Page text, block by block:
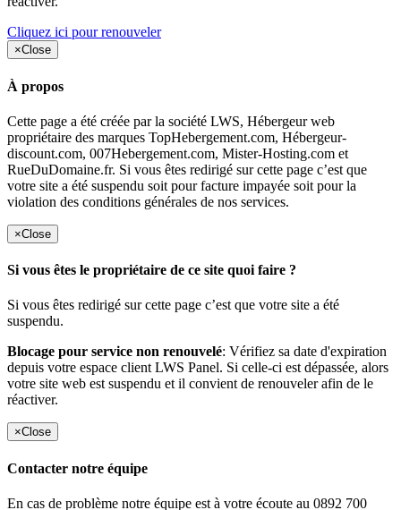
Cliquez ici pour renouveler
×Close
À propos
Cette page a été créée par la société LWS, Hébergeur web
propriétaire des marques TopHebergement.com, Hébergeur-
discount.com, 007Hebergement.com, Mister-Hosting.com et
RueDuDomaine.fr. Si vous êtes redirigé sur cette page c’est que
votre site a été suspendu soit pour facture impayée soit pour la
violation des conditions générales de nos services.
×Close
Si vous êtes le propriétaire de ce site quoi faire ?
Si vous êtes redirigé sur cette page c’est que votre site a été
suspendu.
Blocage pour service non renouvelé: Vérifiez sa date d'expiration
depuis votre espace client LWS Panel. Si celle-ci est dépassée, alors
votre site web est suspendu et il convient de renouveler afin de le
réactiver.
×Close
Contacter notre équipe
En cas de problème notre équipe est à votre écoute au 0892 700